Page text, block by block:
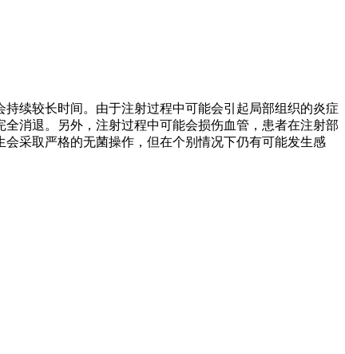
续较长时间。由于注射过程中可能会引起局部组织的炎症
消退。另外，注射过程中可能会损伤血管，患者在注射部
采取严格的无菌操作，但在个别情况下仍有可能发生感